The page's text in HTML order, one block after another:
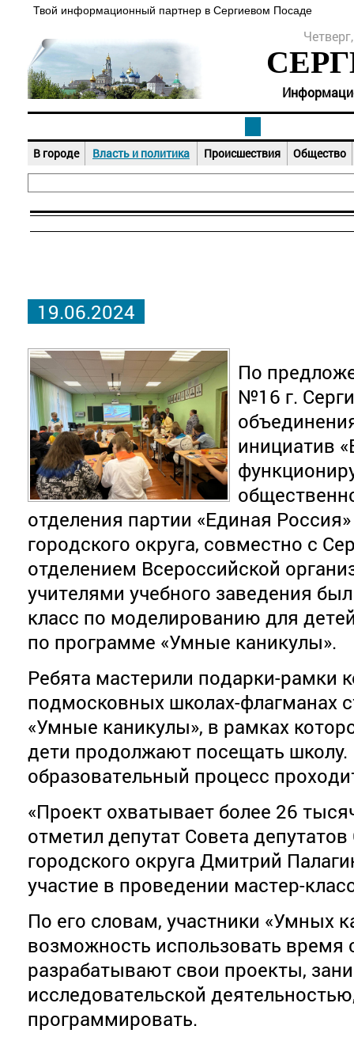
Твой информационный партнер в Сергиевом Посаде
В городе Власть и политика Происшествия Общество
19.06.2024
По
№16 г.
инициатив
отделения партии «Единая
городского округа, совместно с
отделением Всероссийской
учителями учебного заведения
класс по моделированию для
по программе «Умные каникулы».
Ребята мастерили подарки-рамки
подмосковных школах-флагманах
«Умные каникулы», в рамках
дети продолжают посещать
образовательный процесс
«Проект охватывает более 26
отметил депутат Совета
городского округа Дмитрий
участие в проведении мастер-
По его словам, участники «Умных
возможность использовать время
разрабатывают свои проекты,
исследовательской
программировать.